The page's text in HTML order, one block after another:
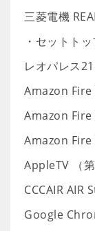
三菱電機
・セットト
レオパレス
Amazon Fire
Amazon Fire
Amazon Fire
AppleTV （第
CCCAIR AIR
Google